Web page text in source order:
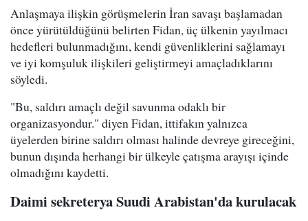
Anlaşmaya ilişkin görüşmelerin İran savaşı başlamadan
önce yürütüldüğünü belirten Fidan, üç ülkenin yayılmacı
hedefleri bulunmadığını, kendi güvenliklerini sağlamayı
ve iyi komşuluk ilişkileri geliştirmeyi amaçladıklarını
söyledi.
"Bu, saldırı amaçlı değil savunma odaklı bir
organizasyondur." diyen Fidan, ittifakın yalnızca
üyelerden birine saldırı olması halinde devreye gireceğini,
bunun dışında herhangi bir ülkeyle çatışma arayışı içinde
olmadığını kaydetti.
Daimi sekreterya Suudi Arabistan'da kurulacak